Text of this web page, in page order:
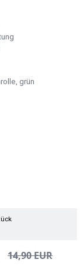
grün
14,90 EUR